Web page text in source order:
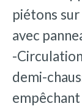
piétons
avec
-
demi-